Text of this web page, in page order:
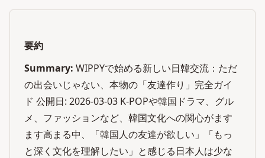
要約
Summary: WIPPYで始める新しい日韓交流：ただ
の出会いじゃない、本物の「友達作り」完全ガイ
ド 公開日: 2026-03-03 K-POPや韓国ドラマ、グル
メ、ファッションなど、韓国文化への関心がます
ます高まる中、「韓国人の友達が欲しい」「もっ
と深く文化を理解したい」と感じる日本人は少な